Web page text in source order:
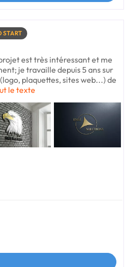
START
est très intéressant et me
je travaille depuis 5 ans sur
plaquettes, sites web...) de
le texte